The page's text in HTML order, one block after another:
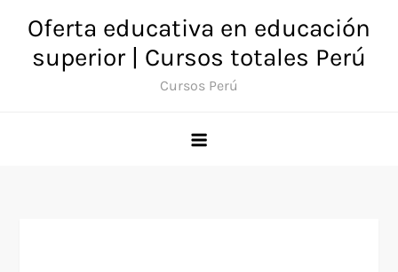
contenido
Oferta educativa en educación
superior | Cursos totales Perú
Cursos Perú